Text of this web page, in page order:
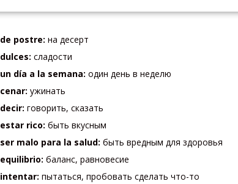
de postre: на десерт
dulces: сладости
un día a la semana: один день в неделю
cenar: ужинать
decir: говорить, сказать
estar rico: быть вкусным
ser malo para la salud: быть вредным для здоровья
equilibrio: баланс, равновесие
intentar: пытаться, пробовать сделать что-то